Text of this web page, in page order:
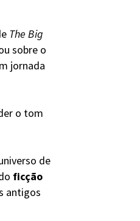
The Big
sobre o
jornada
o tom
de
ficção
antigos